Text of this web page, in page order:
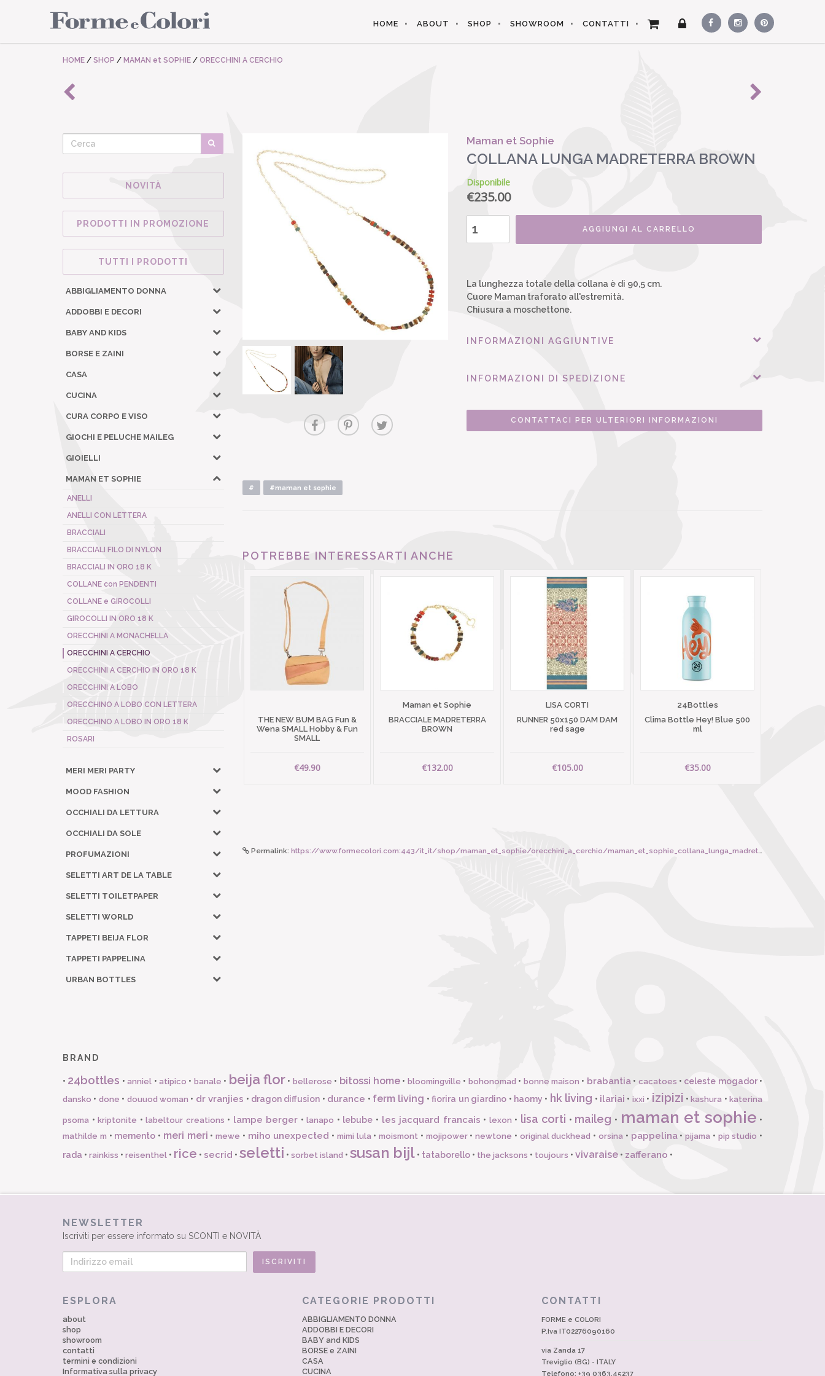
HOME ABOUT SHOP SHOWROOM CONTATTI
HOME / SHOP / MAMAN et SOPHIE / ORECCHINI A CERCHIO
NOVITÀ
PRODOTTI IN PROMOZIONE
TUTTI I PRODOTTI
ABBIGLIAMENTO DONNA
ADDOBBI E DECORI
BABY AND KIDS
BORSE E ZAINI
CASA
CUCINA
CURA CORPO E VISO
GIOCHI E PELUCHE MAILEG
GIOIELLI
MAMAN ET SOPHIE
ANELLI
ANELLI CON LETTERA
BRACCIALI
BRACCIALI FILO DI NYLON
BRACCIALI IN ORO 18 K
COLLANE con PENDENTI
COLLANE e GIROCOLLI
GIROCOLLI IN ORO 18 K
ORECCHINI A MONACHELLA
ORECCHINI A CERCHIO
ORECCHINI A CERCHIO IN ORO 18 K
ORECCHINI A LOBO
ORECCHINO A LOBO CON LETTERA
ORECCHINO A LOBO IN ORO 18 K
ROSARI
MERI MERI PARTY
MOOD FASHION
OCCHIALI DA LETTURA
OCCHIALI DA SOLE
PROFUMAZIONI
SELETTI ART DE LA TABLE
SELETTI TOILETPAPER
SELETTI WORLD
TAPPETI BEIJA FLOR
TAPPETI PAPPELINA
URBAN BOTTLES
Maman et Sophie
COLLANA LUNGA MADRETERRA BROWN
Disponibile
€235.00
AGGIUNGI AL CARRELLO
La lunghezza totale della collana è di 90,5 cm.
Cuore Maman traforato all'estremità.
Chiusura a moschettone.
INFORMAZIONI AGGIUNTIVE
INFORMAZIONI DI SPEDIZIONE
CONTATTACI PER ULTERIORI INFORMAZIONI
# #maman et sophie
POTREBBE INTERESSARTI ANCHE
THE NEW BUM BAG Fun &
Wena SMALL Hobby & Fun
SMALL
€49.90
Maman et Sophie
BRACCIALE MADRETERRA
BROWN
€132.00
LISA CORTI
RUNNER 50x150 DAM DAM
red sage
€105.00
24Bottles
Clima Bottle Hey! Blue 500
ml
€35.00
Permalink: https://www.formecolori.com:443/it_it/shop/maman_et_sophie/orecchini_a_cerchio/maman_et_sophie_collana_lunga_madreterra_brown/6699
BRAND
• 24bottles •anniel •atipico • banale • beija flor • bellerose • bitossi home • bloomingville • bohonomad • bonne maison • brabantia• cacatoes • celeste mogador•
dansko • done • douuod woman • dr vranjies • dragon diffusion • durance • ferm living •fiorira un giardino • haomy • hk living • ilariai • ixxi • izipizi •kashura •katerina
psoma •kriptonite •labeltour creations • lampe berger •lanapo • lebube • les jacquard francais • lexon • lisa corti • maileg • maman et sophie •
mathilde m • memento • meri meri •mewe • miho unexpected • mimi lula •moismont • mojipower•newtone • original duckhead • orsina • pappelina•pijama • pip studio •
rada • rainkiss • reisenthel • rice • secrid • seletti • sorbet island • susan bijl • tataborello • the jacksons • toujours • vivaraise • zafferano •
NEWSLETTER
Iscriviti per essere informato su SCONTI e NOVITÀ
ESPLORA
about
shop
showroom
contatti
termini e condizioni
Informativa sulla privacy
CATEGORIE PRODOTTI
ABBIGLIAMENTO DONNA
ADDOBBI E DECORI
BABY and KIDS
BORSE e ZAINI
CASA
CUCINA
CONTATTI
FORME e COLORI
P.Iva IT02276090160
via Zanda 17
Treviglio (BG) - ITALY
Telefono: +39 0363.45237